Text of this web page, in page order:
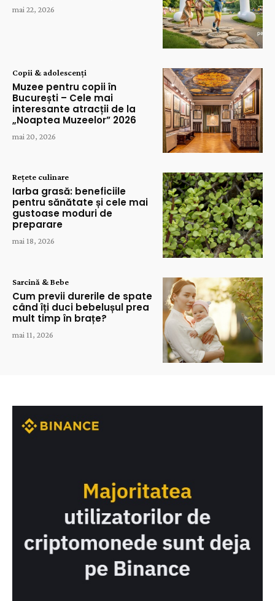
mai 22, 2026
Copii & adolescenți
Muzee pentru copii în
București – Cele mai
interesante atracții de la
„Noaptea Muzeelor” 2026
mai 20, 2026
Rețete culinare
Iarba grasă: beneficiile
pentru sănătate și cele mai
gustoase moduri de
preparare
mai 18, 2026
Sarcină & Bebe
Cum previi durerile de spate
când îți duci bebelușul prea
mult timp în brațe?
mai 11, 2026